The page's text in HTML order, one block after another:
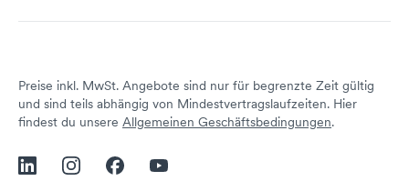
Preise inkl. MwSt. Angebote sind nur für begrenzte Zeit gültig
und sind teils abhängig von Mindestvertragslaufzeiten. Hier
findest du unsere Allgemeinen Geschäftsbedingungen.